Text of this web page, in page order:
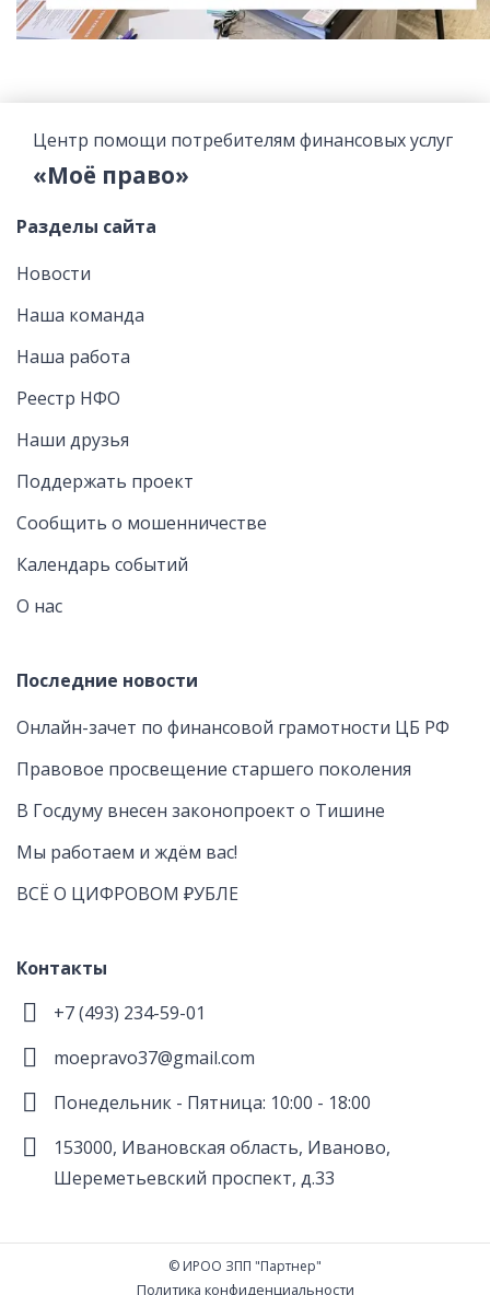
Центр помощи потребителям финансовых услуг
«Моё право»
Разделы сайта
Новости
Наша команда
Наша работа
Реестр НФО
Наши друзья
Поддержать проект
Сообщить о мошенничестве
Календарь событий
О нас
Последние новости
Онлайн-зачет по финансовой грамотности ЦБ РФ
Правовое просвещение старшего поколения
В Госдуму внесен законопроект о Тишине
Мы работаем и ждём вас!
ВСЁ О ЦИФРОВОМ ₽УБЛЕ
Контакты
+7 (493) 234-59-01
moepravo37@gmail.com
Понедельник - Пятница: 10:00 - 18:00
153000, Ивановская область, Иваново,
Шереметьевский проспект, д.33
© ИРОО ЗПП "Партнер"
Политика конфиденциальности